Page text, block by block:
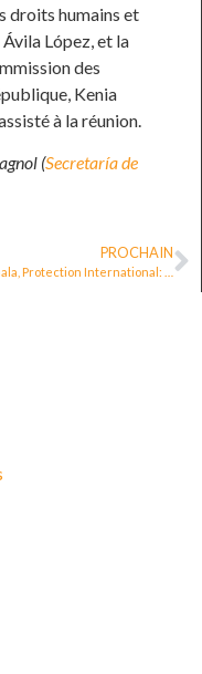
droits humains et
López, et la
des
Kenia
à la réunion.
(Secretaría de
PROCHAIN